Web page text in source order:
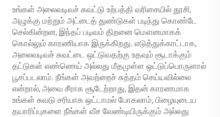
உங்கள் அலைவடிவச் சுவட்டு உற்பத்தி வரிசையில் தூசி,
அழுக்கு மற்றும் அட்டைத் துண்டுகள் படிந்து கொண்டே
செல்கின்றன, இந்தப் படிவம் திறனை மௌனமாகக்
கொல்லும் காரணியாக இருக்கிறது. எடுத்துக்காட்டாக,
அலைவடிவச் சுவட்டை ஒட்டுவதற்கு உதவும் சூடாக்கும்
தட்டுகள் எண்ணெய் அல்லது மீதமுள்ள ஒட்டுப்பொருளால்
பூசப்படலாம். நீங்கள் அவற்றைச் சுத்தம் செய்யவில்லை
என்றால், அவை சீராக சூடேற்றாது, இதன் காரணமாக
உங்கள் சுவடு சரியாக ஒட்டாமல் போகலாம், பிழையுடைய
தயாரிப்புகளை நீங்கள் வீச வேண்டியிருக்கும் அல்லது